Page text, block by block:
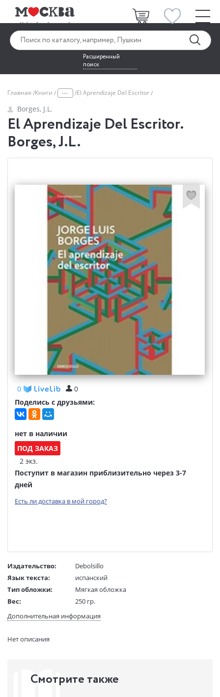
Расширенный
поиск
Главная Книги ... El Aprendizaje Del Escritor
Borges, J.L.
El Aprendizaje Del Escritor.
Borges, J.L.
0
0
Поделись с друзьями:
нет в наличии
ПОД ЗАКАЗ
2 экз.
Поступит в магазин приблизительно через 3-7
дней
Есть ли доставка в мой город?
Издательство:
Debolsillo
Язык текста:
испанский
Тип обложки:
Мягкая обложка
Вес:
250 гр.
Страниц:
176
Артикул:
Дополнительная информация
Нет описания
Смотрите также